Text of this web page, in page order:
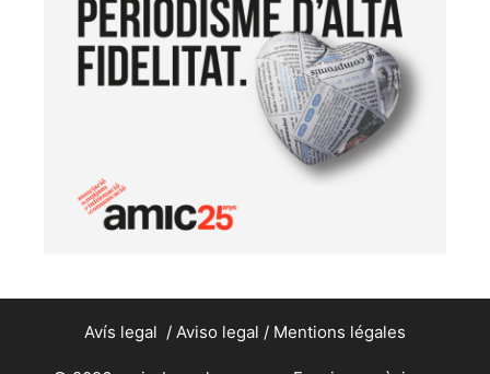
Avís legal / Aviso legal / Mentions légales